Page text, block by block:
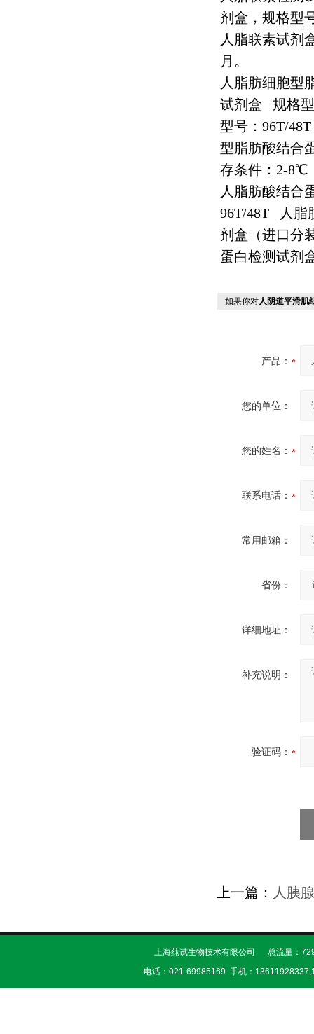
剂盒，规格型
人脂联素试剂
月。
人脂肪细胞型
试剂盒
规格
型号： 96T/48T
型脂肪酸结合
存条件： 2-8℃
人脂肪酸结合
96T/48T
人脂
剂盒（进口分
蛋白检测试剂
如果你对人阴道平滑肌
产品：
您的单位：
您的姓名：
联系电话：
常用邮箱：
省份：
详细地址：
补充说明：
验证码：
上一篇： 人胰
上海莼试生物技术有限公司 总流量：
电话：021-69985169 手机：